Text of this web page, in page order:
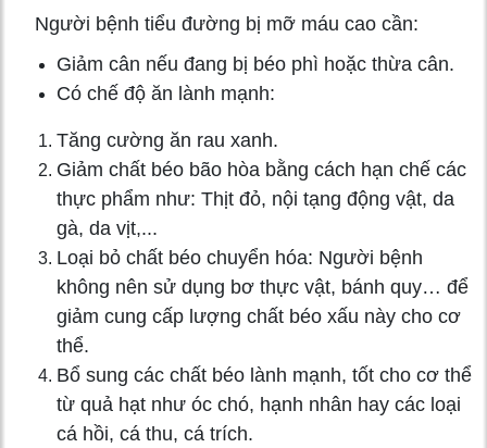
Người bệnh tiểu đường bị mỡ máu cao cần:
Giảm cân nếu đang bị béo phì hoặc thừa cân.
Có chế độ ăn lành mạnh:
Tăng cường ăn rau xanh.
Giảm chất béo bão hòa bằng cách hạn chế các
thực phẩm như: Thịt đỏ, nội tạng động vật, da
gà, da vịt,...
Loại bỏ chất béo chuyển hóa: Người bệnh
không nên sử dụng bơ thực vật, bánh quy… để
giảm cung cấp lượng chất béo xấu này cho cơ
thể.
Bổ sung các chất béo lành mạnh, tốt cho cơ thể
từ quả hạt như óc chó, hạnh nhân hay các loại
cá hồi, cá thu, cá trích.